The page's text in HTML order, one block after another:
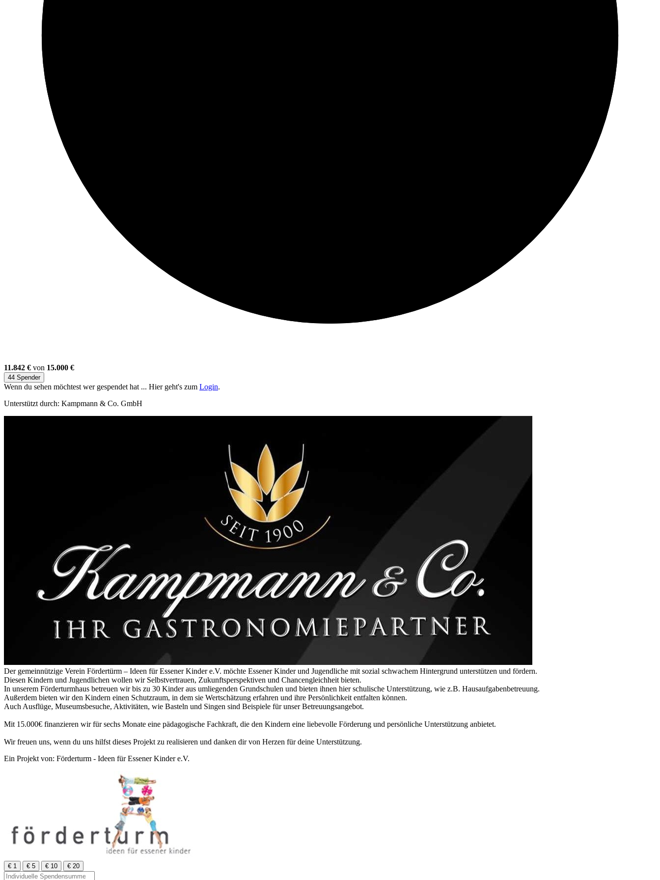
11.842 € von 15.000 €
44 Spender
Wenn du sehen möchtest wer gespendet hat ... Hier geht's zum Login.
Unterstützt durch: Kampmann & Co. GmbH
Der gemeinnützige Verein Fördertürm – Ideen für Essener Kinder e.V. möchte Essener Kinder und Jugendliche mit sozial schwachem Hintergrund unterstützen und fördern.
Diesen Kindern und Jugendlichen wollen wir Selbstvertrauen, Zukunftsperspektiven und Chancengleichheit bieten.
In unserem Förderturmhaus betreuen wir bis zu 30 Kinder aus umliegenden Grundschulen und bieten ihnen hier schulische Unterstützung, wie z.B. Hausaufgabenbetreuung.
Außerdem bieten wir den Kindern einen Schutzraum, in dem sie Wertschätzung erfahren und ihre Persönlichkeit entfalten können.
Auch Ausflüge, Museumsbesuche, Aktivitäten, wie Basteln und Singen sind Beispiele für unser Betreuungsangebot.
Mit 15.000€ finanzieren wir für sechs Monate eine pädagogische Fachkraft, die den Kindern eine liebevolle Förderung und persönliche Unterstützung anbietet.
Wir freuen uns, wenn du uns hilfst dieses Projekt zu realisieren und danken dir von Herzen für deine Unterstützung.
Ein Projekt von: Förderturm - Ideen für Essener Kinder e.V.
€ 1 € 5 € 10 € 20